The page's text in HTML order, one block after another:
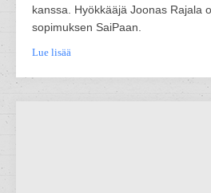
kanssa. Hyökkääjä Joonas Rajala
sopimuksen SaiPaan.
Lue lisää